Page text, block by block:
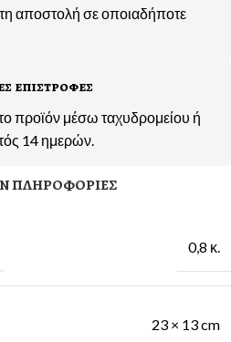
αποστολή σε οποιαδήποτε
επιστροφες
προϊόν μέσω ταχυδρομείου ή
14 ημερών.
ΠΛΗΡΟΦΟΡΊΕΣ
0,8 κ.
23 × 13 cm